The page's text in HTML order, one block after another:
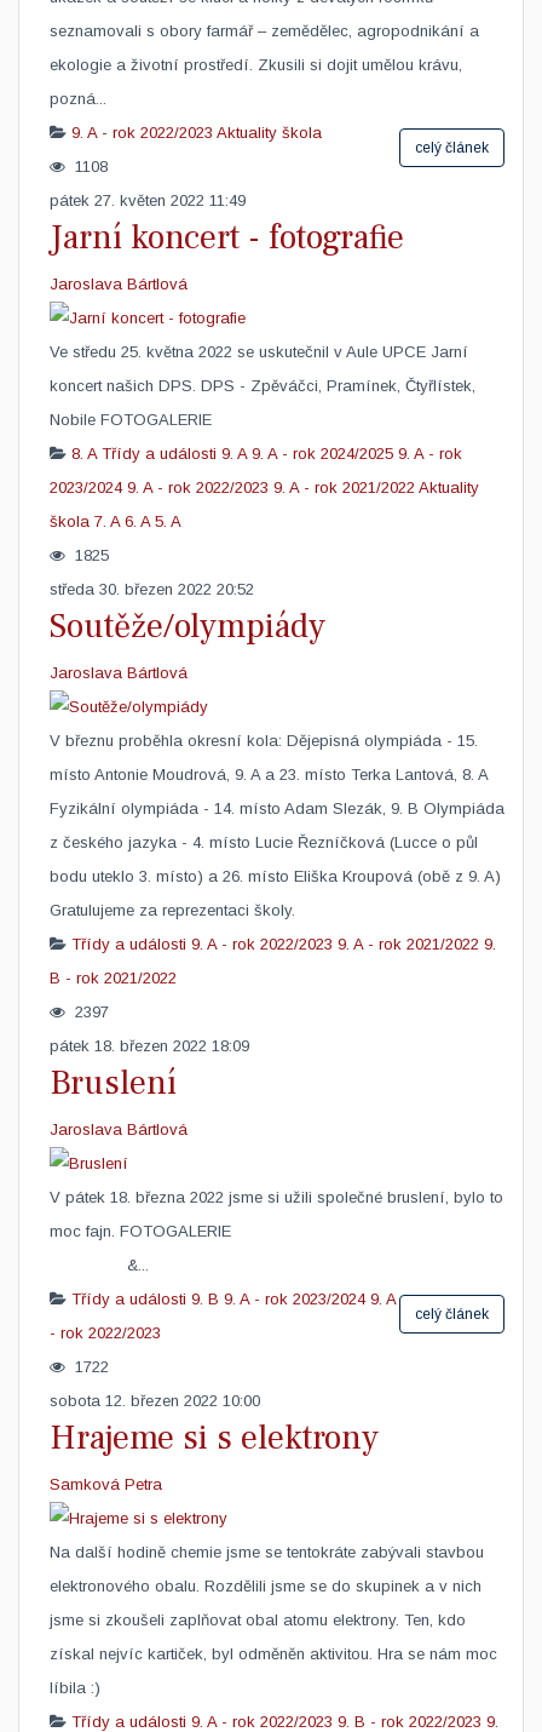
seznamovali s obory farmář – zemědělec, agropodnikání a
ekologie a životní prostředí. Zkusili si dojit umělou krávu,
pozná...
celý článek
9. A - rok 2022/2023 Aktuality škola
1108
pátek 27. květen 2022 11:49
Jarní koncert - fotografie
Jaroslava Bártlová
Ve středu 25. května 2022 se uskutečnil v Aule UPCE Jarní
koncert našich DPS. DPS - Zpěváčci, Pramínek, Čtyřlístek,
Nobile FOTOGALERIE ​
8. A Třídy a události 9. A 9. A - rok 2024/2025 9. A - rok
2023/2024 9. A - rok 2022/2023 9. A - rok 2021/2022 Aktuality
škola 7. A 6. A 5. A
1825
středa 30. březen 2022 20:52
Soutěže/olympiády
Jaroslava Bártlová
V březnu proběhla okresní kola: Dějepisná olympiáda - 15.
místo Antonie Moudrová, 9. A a 23. místo Terka Lantová, 8. A
Fyzikální olympiáda - 14. místo Adam Slezák, 9. B Olympiáda
z českého jazyka - 4. místo Lucie Řezníčková (Lucce o půl
bodu uteklo 3. místo) a 26. místo Eliška Kroupová (obě z 9. A)
Gratulujeme za reprezentaci školy.​
Třídy a události 9. A - rok 2022/2023 9. A - rok 2021/2022 9.
B - rok 2021/2022
2397
pátek 18. březen 2022 18:09
Bruslení
Jaroslava Bártlová
V pátek 18. března 2022 jsme si užili společné bruslení, bylo to
moc fajn. FOTOGALERIE
&...
celý článek
Třídy a události 9. B 9. A - rok 2023/2024 9. A
- rok 2022/2023
1722
sobota 12. březen 2022 10:00
Hrajeme si s elektrony
Samková Petra
​Na další hodině chemie jsme se tentokráte zabývali stavbou
elektronového obalu. Rozdělili jsme se do skupinek a v nich
jsme si zkoušeli zaplňovat obal atomu elektrony. Ten, kdo
získal nejvíc kartiček, byl odměněn aktivitou. Hra se nám moc
líbila :)
Třídy a události 9. A - rok 2022/2023 9. B - rok 2022/2023 9.